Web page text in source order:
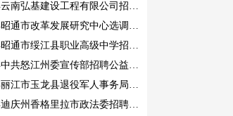
2025年云南弘基建设工程有限公司招聘公告
2025年昭通市改革发展研究中心选调工作人员职业素质测评通告
2025年昭通市绥江县职业高级中学招聘编外紧缺临聘数学教师公告
2025年中共怒江州委宣传部招聘公益性岗位公告
2025年丽江市玉龙县退役军人事务局公益性岗位招聘公告
2025年迪庆州香格里拉市政法委招聘公益性岗位公告